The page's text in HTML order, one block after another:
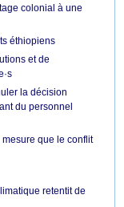
colonial à une
éthiopiens
et de
la décision
du personnel
mesure que le conflit
retentit de